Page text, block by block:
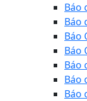
Báo
Báo
Báo
Báo
Báo
Báo
Báo